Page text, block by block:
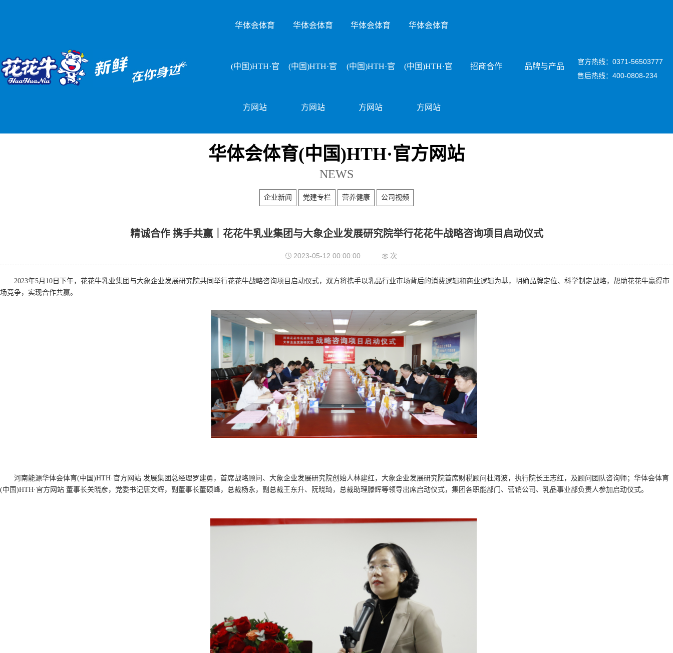
华体会体育
(中国)HTH·官
方网站
华体会体育
(中国)HTH·官
方网站
华体会体育
(中国)HTH·官
方网站
华体会体育
(中国)HTH·官
方网站
招商合作 品牌与产品
官方热线：0371-56503777
售后热线：400-0808-234
华体会体育(中国)HTH·官方网站
NEWS
企业新闻 党建专栏 营养健康 公司视频
精诚合作 携手共赢｜花花牛乳业集团与大象企业发展研究院举行花花牛战略咨询项目启动仪式
2023-05-12 00:00:00 次
2023年5月10日下午，花花牛乳业集团与大象企业发展研究院共同举行花花牛战略咨询项目启动仪式，双方将携手以乳品行业市场背后的消费逻辑和商业逻辑为基，明确品牌定位、科学制定战略，帮助花花牛赢得市
场竞争，实现合作共赢。
河南能源华体会体育(中国)HTH·官方网站 发展集团总经理罗建勇，首席战略顾问、大象企业发展研究院创始人林建红，大象企业发展研究院首席财税顾问杜海波，执行院长王志红，及顾问团队咨询师；华体会体育
(中国)HTH·官方网站 董事长关晓彦，党委书记唐文辉，副董事长董硕峰，总裁杨永，副总裁王东升、阮晓琦，总裁助理滕辉等领导出席启动仪式，集团各职能部门、营销公司、乳品事业部负责人参加启动仪式。